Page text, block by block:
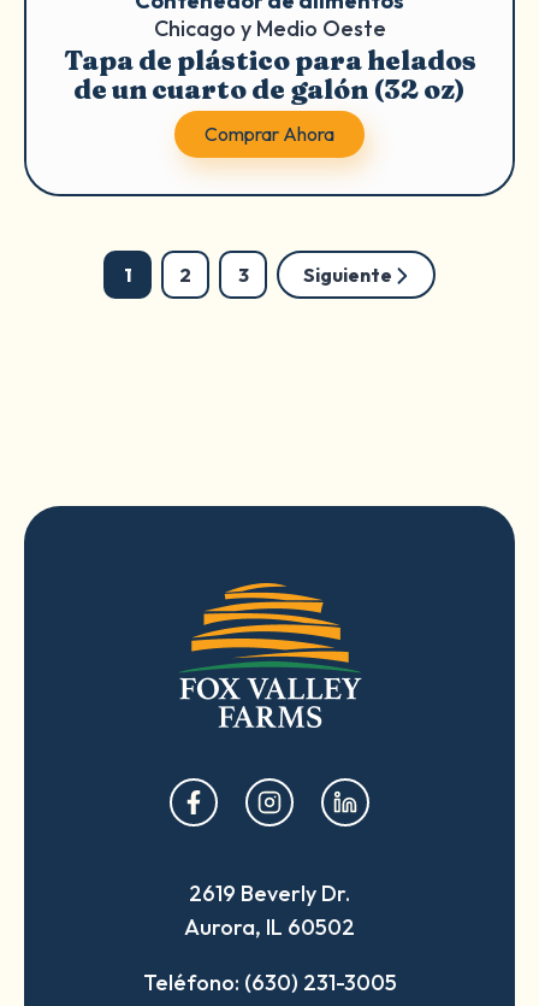
Chicago y Medio Oeste
Tapa de plástico para helados
de un cuarto de galón (32 oz)
Comprar Ahora
Posts
navegación
page
1 page
2 page
3 Siguiente
opens
in
new
tab
opens
in
new
tab
opens
in
new
tab
2619 Beverly Dr.
Aurora, IL 60502
Teléfono: (630) 231-3005